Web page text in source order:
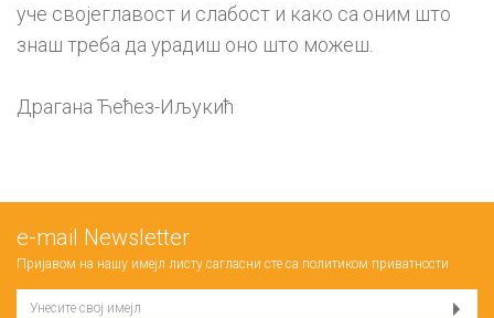
уче својеглавост и слабост и како са оним што
знаш треба да урадиш оно што можеш.
Драгана Ћећез-Иљукић
е-mail Newsletter
Пријавом на нашу имејл листу сагласни сте са политиком приватности